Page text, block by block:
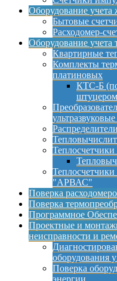
Оборудование учета
Бытовые
Расходомер-
Оборудование учета
Квартирные
Комплекты
платиновых
КТС-Б
"АРВАС"
Поверка
Поверка
Программное
Проектные и
неисправности и
оборудования
Поверка
энергии